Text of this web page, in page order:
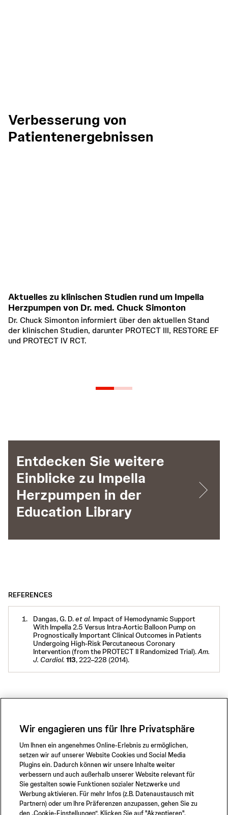
Verbesserung von
Patientenergebnissen
Aktuelles zu klinischen Studien rund um Impella
Herzpumpen von Dr. med. Chuck Simonton
Dr. Chuck Simonton informiert über den aktuellen Stand
der klinischen Studien, darunter PROTECT III, RESTORE EF
und PROTECT IV RCT.
Entdecken Sie weitere
Einblicke zu Impella
Herzpumpen in der
Education Library
REFERENCES
Dangas, G. D.et al. Impact of Hemodynamic Support
With Impella 2.5 Versus Intra-Aortic Balloon Pump on
Prognostically Important Clinical Outcomes in Patients
Undergoing High-Risk Percutaneous Coronary
Intervention (from the PROTECT II Randomized Trial).Am.
J. Cardiol. 113, 222–228 (2014).
Wir engagieren uns für Ihre Privatsphäre
Um Ihnen ein angenehmes Online-Erlebnis zu ermöglichen,
setzen wir auf unserer Website Cookies und Social Media
Plugins ein. Dadurch können wir unsere Inhalte weiter
verbessern und auch außerhalb unserer Website relevant für
Sie gestalten sowie Funktionen sozialer Netzwerke und
Werbung aktivieren. Für mehr Infos (z.B. Datenaustausch mit
Partnern) oder um Ihre Präferenzen anzupassen, gehen Sie zu
den „Cookie-Einstellungen“. Klicken Sie auf "Akzeptieren",